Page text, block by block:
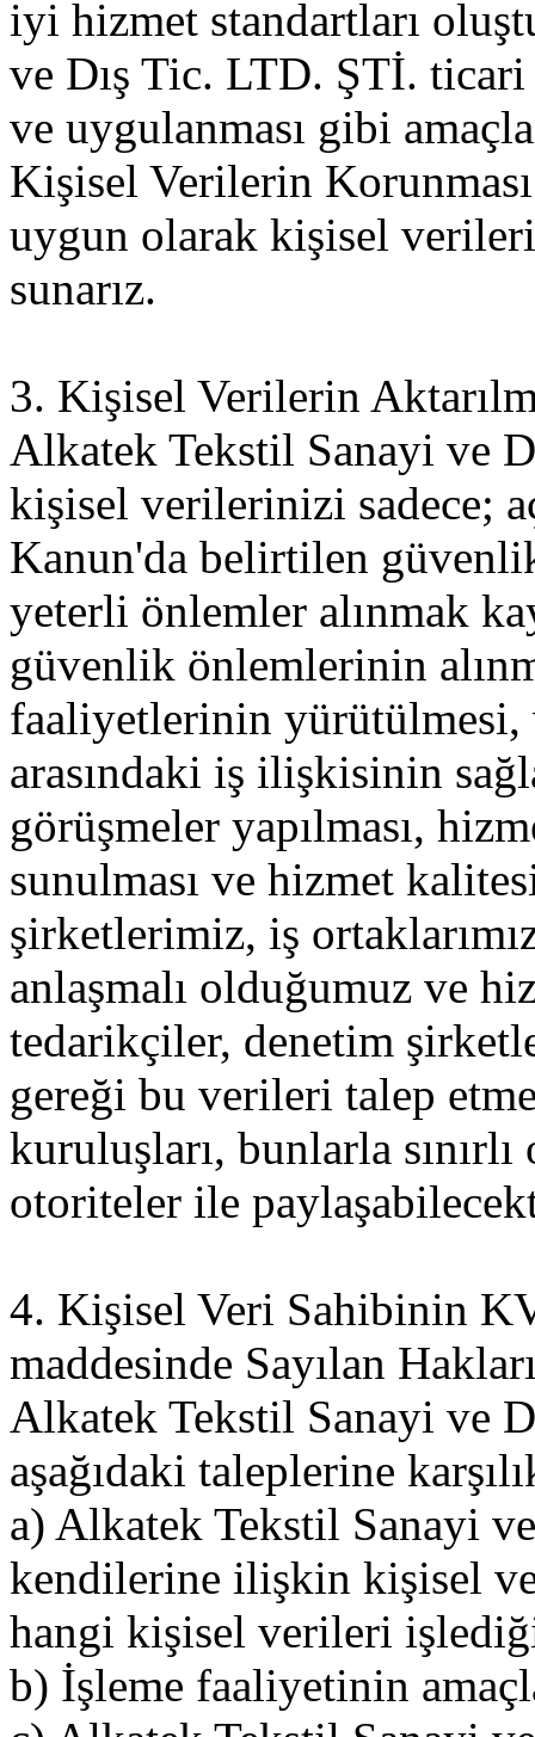
iyi hizmet standartları
ve Dış Tic. LTD. ŞTİ.
ve uygulanması gibi
Kişisel Verilerin
uygun olarak kişisel
sunarız.
3. Kişisel Verilerin
Alkatek Tekstil Sanayi ve
kişisel verilerinizi sadece;
Kanun'da belirtilen
yeterli önlemler alınmak
güvenlik önlemlerinin
faaliyetlerinin
arasındaki iş ilişkisinin
görüşmeler yapılması,
sunulması ve hizmet
şirketlerimiz, iş
anlaşmalı olduğumuz ve
tedarikçiler, denetim
gereği bu verileri talep
kuruluşları, bunlarla
otoriteler ile
4. Kişisel Veri Sahibinin
maddesinde Sayılan
Alkatek Tekstil Sanayi ve
aşağıdaki taleplerine
a) Alkatek Tekstil Sanayi
kendilerine ilişkin kişisel
hangi kişisel verileri
b) İşleme faaliyetinin